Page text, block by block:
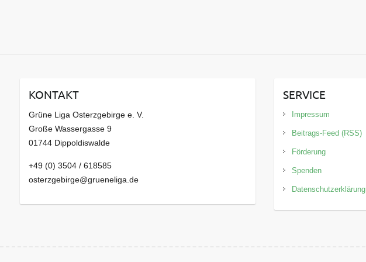
KONTAKT
Grüne Liga Osterzgebirge e. V.
Große Wassergasse 9
01744 Dippoldiswalde
+49 (0) 3504 / 618585
osterzgebirge@grueneliga.de
SERVICE
Impressum
Beitrags-Feed (RSS)
Förderung
Spenden
Datenschutzerklärung